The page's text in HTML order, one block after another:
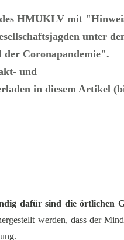
des HMUKLV mit
unter
der Coronapandemie".
und
in diesem Artikel
dafür sind die örtlichen
werden, dass der